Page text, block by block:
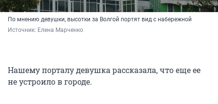
По мнению девушки, высотки за Волгой портят вид с набережной
Источник: Елена Марченко
Нашему порталу девушка рассказала, что еще ее
не устроило в городе.